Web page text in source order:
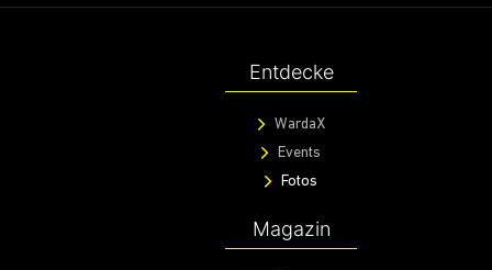
Entdecke
WardaX
Events
Fotos
Magazin